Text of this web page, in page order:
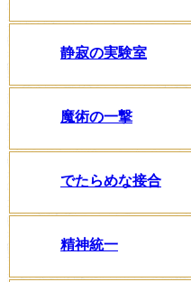
静寂の実験室
魔術の一撃
でたらめな接合
精神統一